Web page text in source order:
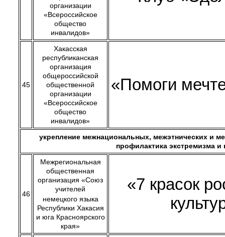
организации
«Всероссийское
общество
инвалидов»
45
Хакасская
республиканская
организация
общероссийской
общественной
организации
«Всероссийское
общество
инвалидов»
«Помоги
укрепление межнациональных, межэтнических и
профилактика экстремизма
46
Межрегиональная
общественная
организация «Союз
учителей
немецкого языка
Республики Хакасия
и юга Красноярского
края»
«7 красок